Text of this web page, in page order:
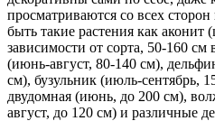
просматриваются со всех
быть такие растения как аконит
зависимости от сорта, 50-160
(июнь-август, 80-140 см),
см), бузульник (июль-сентябрь,
двудомная (июнь, до 200 см),
август, до 120 см) и различные